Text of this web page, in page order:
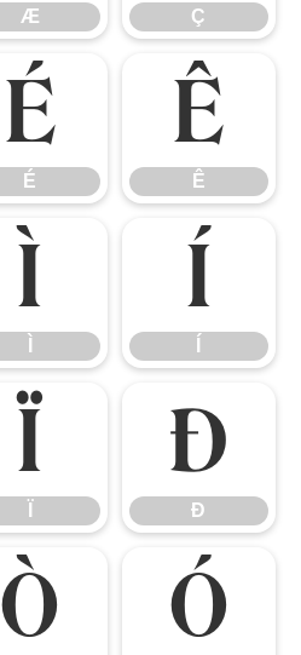
Æ Ç
É
É
Ê
Ê
Ì Í
Ï Ð
Ð
Ò Ó